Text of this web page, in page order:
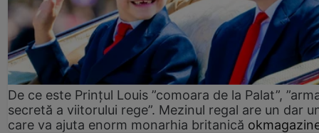
De ce este Prințul Louis ”comoara de la Palat”,
secretă a viitorului rege”. Mezinul regal are un dar
care va ajuta enorm monarhia britanică